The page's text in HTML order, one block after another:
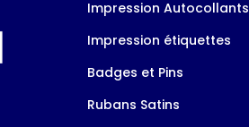
Impression Autocollants
Impression étiquettes
Badges et Pins
Rubans Satins